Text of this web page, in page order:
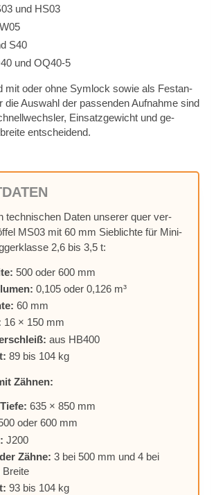
und HS03
S40
und OQ40‑5
mit oder ohne Sym­lock so­wie als Fest­an­
die Aus­wahl der pas­sen­den Auf­nah­me sind
Ein­satz­ge­wicht und ge­
ent­schei­dend.
tech­ni­schen Da­ten un­se­rer quer ver­
MS03 mit 60 mm Sieb­lich­te für Mi­ni­
2,6 bis 3,5 t:
500 oder 600 mm
0,105 oder 0,126 m³
60 mm
16 × 150 mm
aus HB400
89 bis 104 kg
Zäh­nen:
635 × 850 mm
oder 600 mm
J200
Zäh­ne: 3 bei 500 mm und 4 bei
Brei­te
93 bis 104 kg